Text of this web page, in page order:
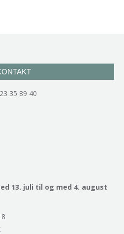
35 89 40
13. juli til og med 4. august